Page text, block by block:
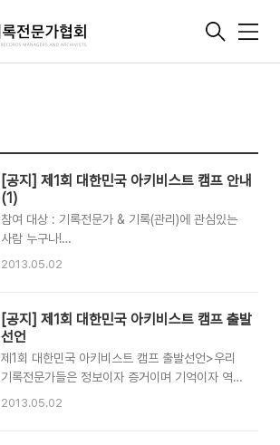
메
[공지] 제1회 대한민국 아키비스트 캠프 안내
(1)
참여 대상 : 기록전문가 & 기록(관리)에 관심있는
사람 누구나!
https://docs.google.com/forms/d/
무엇이든 가능! [예] 기록관리시스템, 기록연구사
근무현황, 대학기록관리, 공동체기록관리, 종교기
록관리, 학생모임, 정보공개 등
2013.05.02
[공지] 제1회 대한민국 아키비스트 캠프 출발
선언
제1회 대한민국 아키비스트 캠프 출발선언>우리
기록전문가들은 정보이자 증거이며 기억이자 역사
유산인 기록의 체계적인 관리와 과학적인 보존이
2013.05.02